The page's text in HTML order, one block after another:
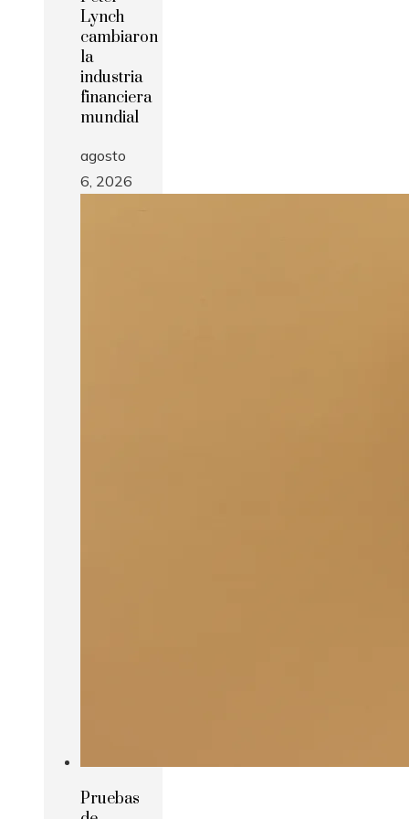
Lynch
cambiaron
la
industria
financiera
mundial
agosto
6, 2026
Pruebas